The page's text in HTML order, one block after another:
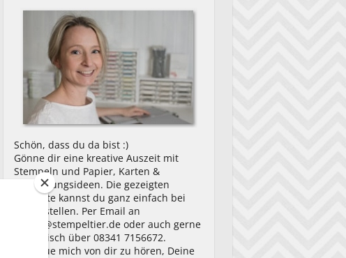
Schön, dass du da bist :)
Gönne dir eine kreative Auszeit mit
Stempeln und Papier, Karten &
Verpackungsideen. Die gezeigten
Produkte kannst du ganz einfach bei
mir bestellen. Per Email an
danny@stempeltier.de oder auch gerne
telefonisch über 08341 7156672.
Ich freue mich von dir zu hören, Deine